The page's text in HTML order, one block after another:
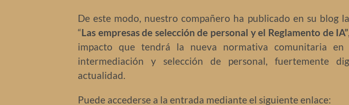
De este modo, nuestro compañero ha publicado en su blog
“Las empresas de selección de personal y el Reglamento de IA”
impacto que tendrá la nueva normativa comunitaria en
intermediación y selección de personal, fuertemente
actualidad.
Puede accederse a la entrada mediante el siguiente enlace: